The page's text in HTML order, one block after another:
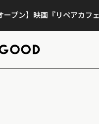
ープン】映画『リペアカフ